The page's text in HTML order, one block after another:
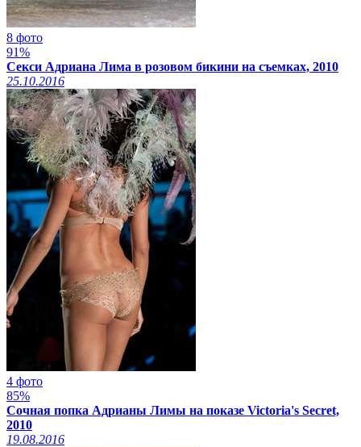
8 фото
91%
Секси Адриана Лима в розовом бикини на съемках, 2010
25.10.2016
4 фото
85%
Сочная попка Адрианы Лимы на показе Victoria's Secret,
2010
19.08.2016